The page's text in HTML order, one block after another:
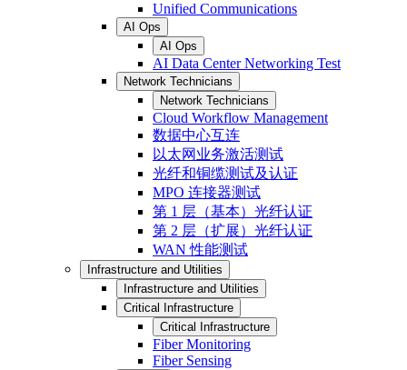
Unified Communications
AI Ops
AI Ops
AI Data Center Networking Test
Network Technicians
Network Technicians
Cloud Workflow Management
数据中心互连
以太网业务激活测试
光纤和铜缆测试及认证
MPO 连接器测试
第 1 层（基本）光纤认证
第 2 层（扩展）光纤认证
WAN 性能测试
Infrastructure and Utilities
Infrastructure and Utilities
Critical Infrastructure
Critical Infrastructure
Fiber Monitoring
Fiber Sensing